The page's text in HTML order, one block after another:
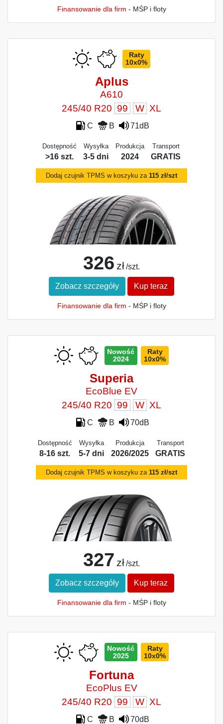
Finansowanie dla firm - MŚP i floty
Raty
10x0%
Aplus
A610
245/40 R20 99 W XL
C B 71dB
Dostępność
>16 szt.
Wysyłka
3-5 dni
Produkcja
2024
Transport
GRATIS
Dodaj czujnik TPMS w koszyku za 115 zł/szt
326 zł /szt.
Zobacz szczegóły Kup teraz
Finansowanie dla firm - MŚP i floty
Nowość
2024
Raty
10x0%
Superia
EcoBlue EV
245/40 R20 99 W XL
C B 70dB
Dostępność
8-16 szt.
Wysyłka
5-7 dni
Produkcja
2026/2025
Transport
GRATIS
Dodaj czujnik TPMS w koszyku za 115 zł/szt
327 zł /szt.
Zobacz szczegóły Kup teraz
Finansowanie dla firm - MŚP i floty
Nowość
2025
Raty
10x0%
Fortuna
EcoPlus EV
245/40 R20 99 W XL
C B 70dB